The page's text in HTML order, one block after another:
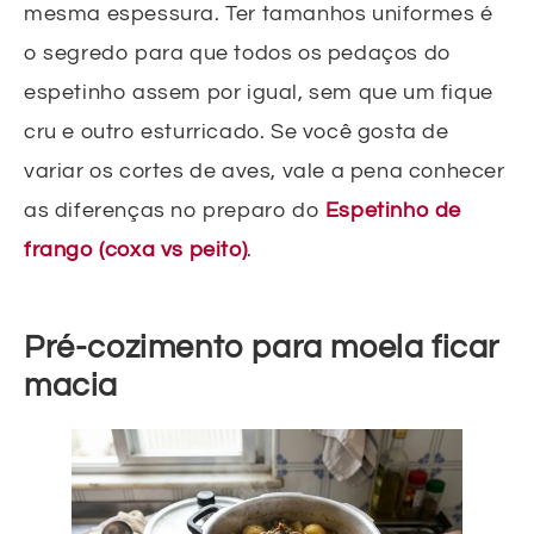
mesma espessura. Ter tamanhos uniformes é
o segredo para que todos os pedaços do
espetinho assem por igual, sem que um fique
cru e outro esturricado. Se você gosta de
variar os cortes de aves, vale a pena conhecer
as diferenças no preparo do Espetinho de
frango (coxa vs peito).
Pré-cozimento para moela ficar
macia